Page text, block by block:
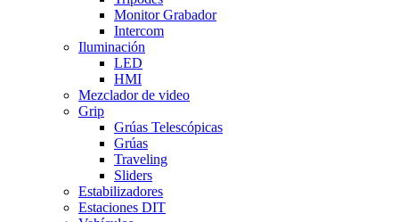
Monitor Grabador
Intercom
Iluminación
LED
HMI
Mezclador de video
Grip
Grúas Telescópicas
Grúas
Traveling
Sliders
Estabilizadores
Estaciones DIT